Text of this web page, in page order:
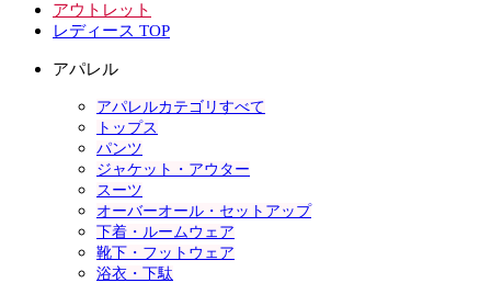
アウトレット
レディース TOP
アパレル
アパレルカテゴリすべて
トップス
パンツ
ジャケット・アウター
スーツ
オーバーオール・セットアップ
下着・ルームウェア
靴下・フットウェア
浴衣・下駄